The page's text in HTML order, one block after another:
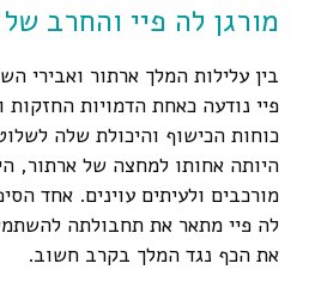
מורגן לה פיי והחרב
בין עלילות המלך ארתור ואבירי
פיי נודעה כאחת הדמויות החזקות
כוחות הכישוף והיכולת שלה
היותה אחותו למחצה של ארתור,
מורכבים ולעיתים עוינים. אחד
לה פיי מתאר את תחבולתה
את הכף נגד המלך בקרב חשוב.